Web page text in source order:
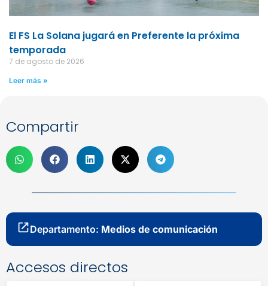
El FS La Solana jugará en Preferente la próxima
temporada
7 de agosto de 2026
Leer más »
Compartir
Departamento: Medios de comunicación
Accesos directos